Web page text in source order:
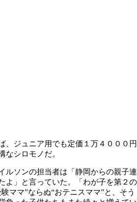
、ジュニア用でも定価１万４０００円
なシロモノだ。
ルソンの担当者は「静岡からの親子連
よ」と言っていた。「わが子を第２の
ママ”ならぬ“おテニスママ”と、そう